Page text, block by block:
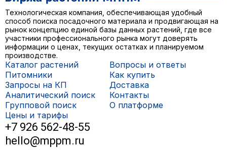
Технологическая компания, обеспечивающая удобный
способ поиска посадочного материала и продвигающая на
рынок концепцию единой базы данных растений, где все
участники профессионального рынка могут доверять
информации о ценах, текущих остатках и планируемом
производстве.
Каталог растений
Питомники
Запросы на КП
Аналитический поиск
Групповой поиск
Цены и тарифы
Вопросы и ответы
Как купить
Доставка
Контакты
О платформе
+7 926 562-48-55
hello@mppm.ru